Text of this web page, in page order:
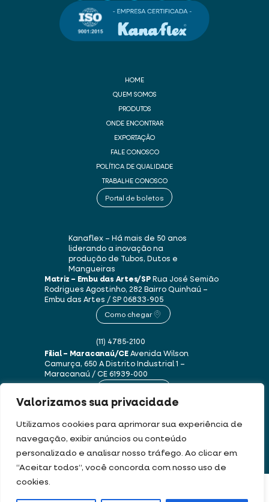
Valorizamos sua privacidade
Utilizamos cookies para aprimorar sua experiência de
navegação, exibir anúncios ou conteúdo
personalizado e analisar nosso tráfego. Ao clicar em
“Aceitar todos”, você concorda com nosso uso de
cookies.
HOME
QUEM SOMOS
PRODUTOS
ONDE ENCONTRAR
EXPORTAÇÃO
FALE CONOSCO
POLÍTICA DE QUALIDADE
TRABALHE CONOSCO
Portal de boletos
Kanaflex – Há mais de 50 anos
liderando a inovação na
produção de Tubos, Dutos e
Mangueiras
Matriz – Embu das Artes/SPRua José Semião
Rodrigues Agostinho, 282 Bairro Quinhaú –
Embu das Artes / SP06833-905
Como chegar
(11) 4785-2100
Filial – Maracanaú/CEAvenida Wilson
Camurça, 650 ADistrito Industrial 1 –
Maracanaú / CE61939-000
Este site usa cookies e dados pessoais de acordo com os nossos Termos de Uso e